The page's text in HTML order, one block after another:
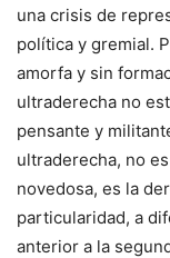
una crisis de
política y gremial.
amorfa y sin
ultraderecha no
pensante y
ultraderecha, no es
novedosa, es la
particularidad, a
anterior a la